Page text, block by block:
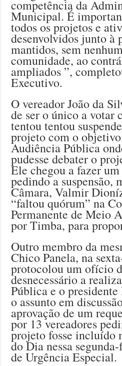
competência da
Municipal. É
todos os projetos e
desenvolvidos junto à
mantidos, sem
comunidade, ao
ampliados ”,
Executivo.
O vereador João da
de ser o único a votar
tentou tentou
projeto com o
Audiência Pública
pudesse debater o
Ele chegou a fazer
pedindo a suspensão,
Câmara, Valmir
“faltou quórum” na
Permanente de Meio
por Timba, para
Outro membro da
Chico Panela, na
protocolou um ofício
desnecessário a
Pública e o
o assunto em
aprovação de um
por 13 vereadores
projeto fosse incluído
do Dia nessa
de Urgência Especial.